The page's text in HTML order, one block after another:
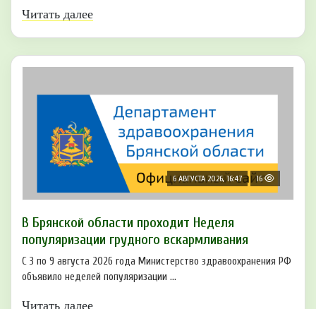
Читать далее
6 АВГУСТА 2026, 16:47 16
В Брянской области проходит Неделя
популяризации грудного вскармливания
С 3 по 9 августа 2026 года Министерство здравоохранения РФ
объявило неделей популяризации ...
Читать далее